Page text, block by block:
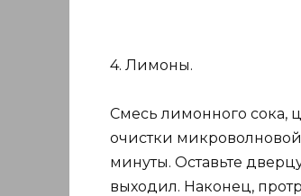
4. Лимоны.
Смесь лимонного сока,
очистки
минуты. Оставьте
выходил. Наконец,